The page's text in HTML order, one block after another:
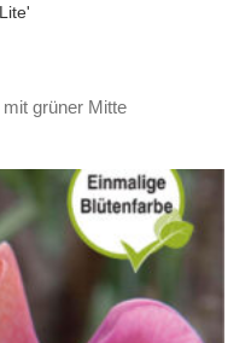
grüner Mitte